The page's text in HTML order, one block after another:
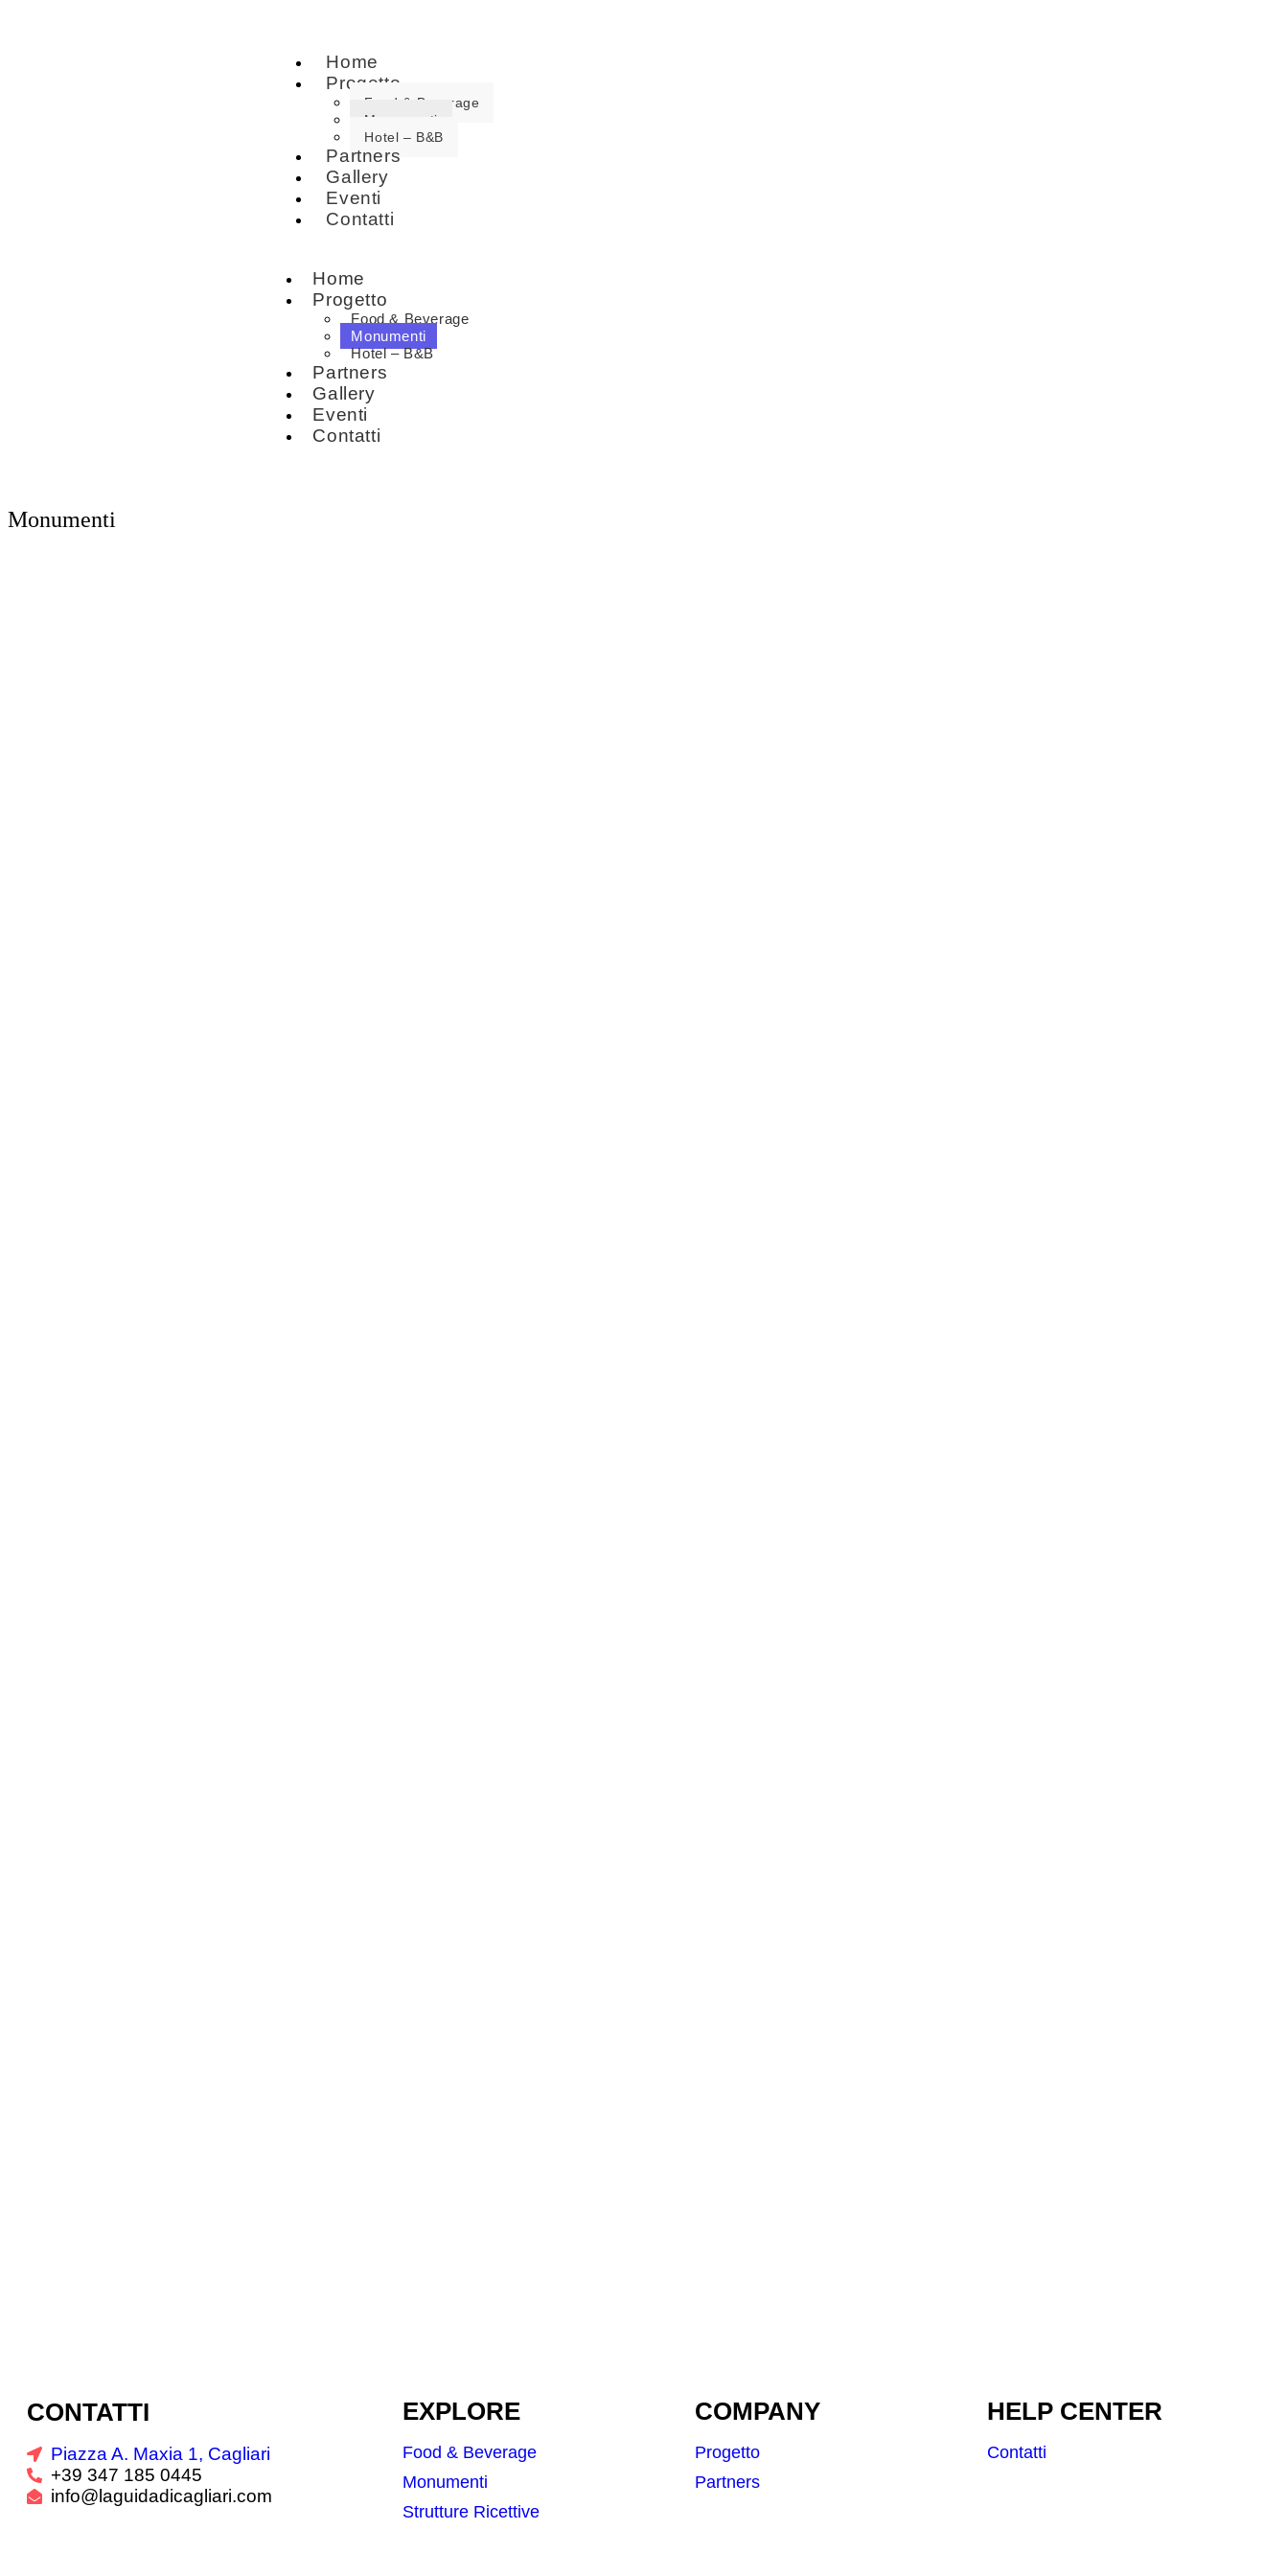
Home
Progetto
Food & Beverage
Monumenti
Hotel – B&B
Partners
Gallery
Eventi
Contatti
Home
Progetto
Food & Beverage
Monumenti
Hotel – B&B
Partners
Gallery
Eventi
Contatti
Monumenti
CONTATTI
Piazza A. Maxia 1, Cagliari
+39 347 185 0445
info@laguidadicagliari.com
EXPLORE
Food & Beverage
Monumenti
Strutture Ricettive
COMPANY
Progetto
Partners
HELP CENTER
Contatti